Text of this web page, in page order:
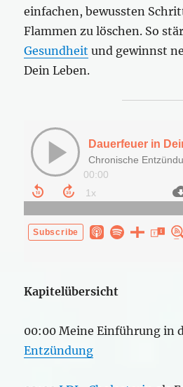
einfachen, bewussten
Flammen zu löschen. So
Gesundheit und gewinnst
Dein Leben.
Kapitelübersicht
00:00 Meine Einführung in
Entzündung